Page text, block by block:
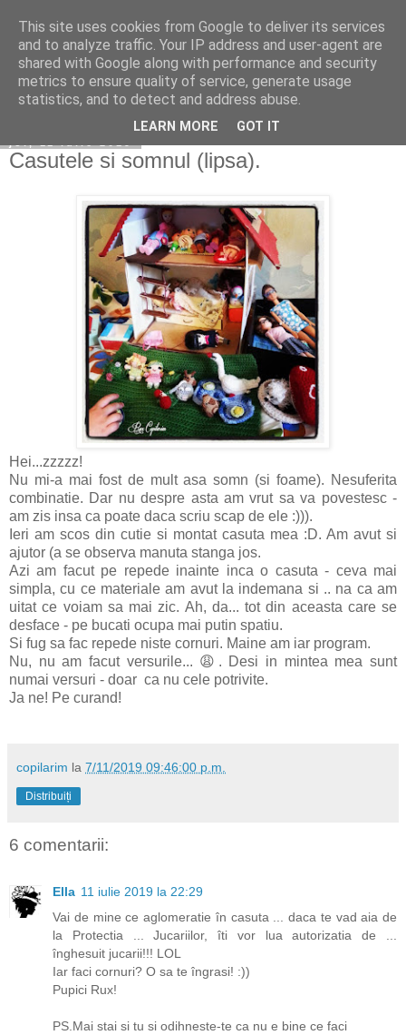
Copilarim
Casutele si somnul (lipsa).
Hei...zzzzz!
Nu mi-a mai fost de mult asa somn (si foame). Nesuferita
combinatie. Dar nu despre asta am vrut sa va povestesc -
am zis insa ca poate daca scriu scap de ele :))).
Ieri am scos din cutie si montat casuta mea :D. Am avut si
ajutor (a se observa manuta stanga jos.
Azi am facut pe repede inainte inca o casuta - ceva mai
simpla, cu ce materiale am avut la indemana si .. na ca am
uitat ce voiam sa mai zic. Ah, da... tot din aceasta care se
desface - pe bucati ocupa mai putin spatiu.
Si fug sa fac repede niste cornuri. Maine am iar program.
Nu, nu am facut versurile... 😩. Desi in mintea mea sunt
numai versuri - doar ca nu cele potrivite.
Ja ne! Pe curand!
copilarim la 7/11/2019 09:46:00 p.m.
Distribuiți
6 comentarii:
Ella 11 iulie 2019 la 22:29
Vai de mine ce aglomeratie în casuta ... daca te vad aia de
la Protectia ... Jucariilor, îti vor lua autorizatia de ...
înghesuit jucarii!!! LOL
Iar faci cornuri? O sa te îngrasi! :))
Pupici Rux!
PS.Mai stai si tu si odihneste-te ca nu e bine ce faci
This site uses cookies from Google to deliver its services
and to analyze traffic. Your IP address and user-agent are
shared with Google along with performance and security
metrics to ensure quality of service, generate usage
statistics, and to detect and address abuse.
LEARN MORE GOT IT